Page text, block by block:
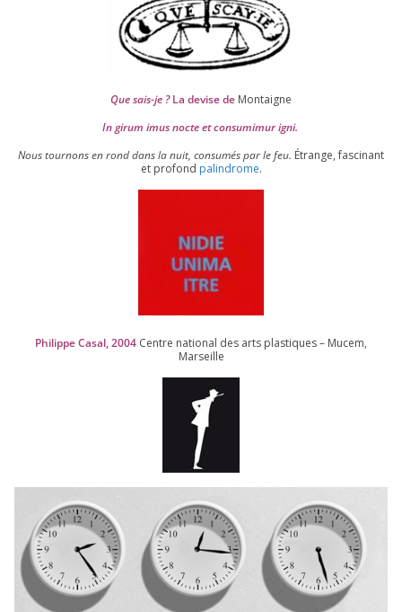
Que sais-je ?La devise de Montaigne
In girum imus nocte et consu­mi­mur igni.
Nous tour­nons en rond dans la nuit, consu­més par le feu. Étrange, fas­ci­nant
et pro­fond palin­drome.
Philippe Casal,2004 Centre natio­nal des arts plas­tiques – Mucem,
Marseille